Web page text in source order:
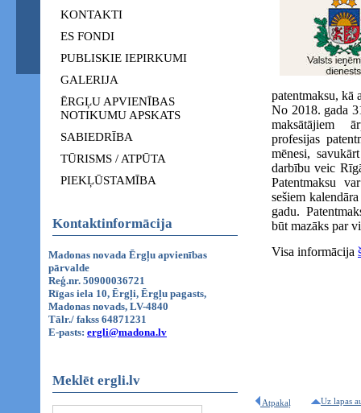
KONTAKTI
ES FONDI
PUBLISKIE IEPIRKUMI
GALERIJA
ĒRGĻU APVIENĪBAS
NOTIKUMU APSKATS
SABIEDRĪBA
TŪRISMS / ATPŪTA
PIEKĻŪSTAMĪBA
Kontaktinformācija
Madonas novada Ērgļu apvienības
pārvalde
Reģ.nr. 50900036721
Rīgas iela 10, Ērgļi, Ērgļu pagasts,
Madonas novads, LV-4840
Tālr./ fakss 64871231
E-pasts: ergli@madona.lv
Meklēt ergli.lv
patentmaksu, kā
No 2018. gada
maksātājiem
profesijas
mēnesi,
darbību veic
Patentmaksu
sešiem
gadu.
būt mazāks par
Visa informācija
Atpakaļ Uz lapas